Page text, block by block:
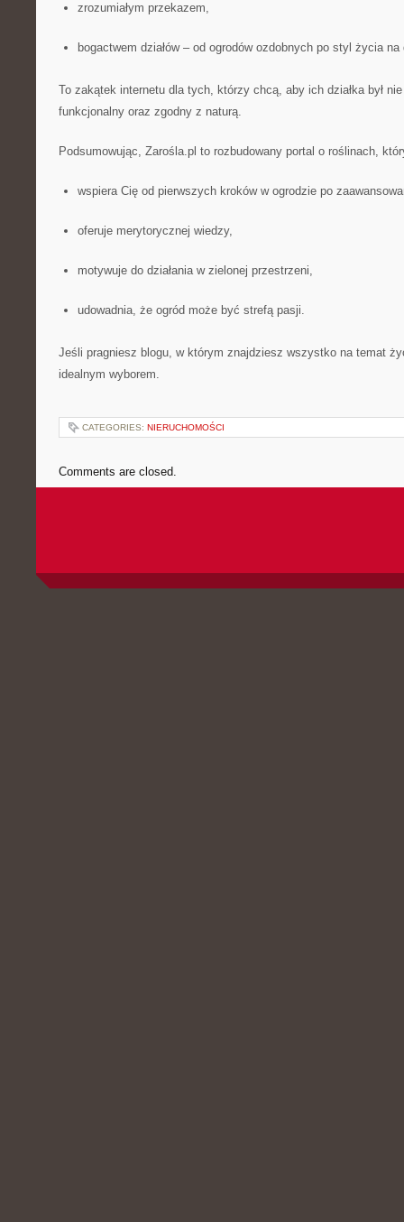
zrozumiałym przekazem,
bogactwem działów – od ogrodów ozdobnych po styl życia na
To zakątek internetu dla tych, którzy chcą, aby ich działka był
funkcjonalny oraz zgodny z naturą.
Podsumowując, Zarośla.pl to rozbudowany portal o roślinach,
wspiera Cię od pierwszych kroków w ogrodzie po
oferuje merytorycznej wiedzy,
motywuje do działania w zielonej przestrzeni,
udowadnia, że ogród może być strefą pasji.
Jeśli pragniesz blogu, w którym znajdziesz wszystko na temat
idealnym wyborem.
CATEGORIES: NIERUCHOMOŚCI
Comments are closed.